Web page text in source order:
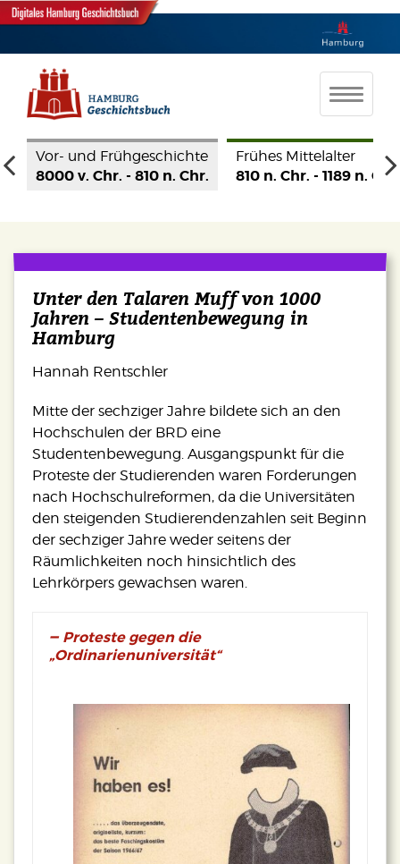
Frühes Mittelalter
810 n. Chr. - 1189 n. Chr.
Hohes Mittelalter
1190 - 1350
Unter den Talaren Muff von 1000
Jahren – Studentenbewegung in
Hamburg
Hannah Rentschler
Mitte der sechziger Jahre bildete sich an den
Hochschulen der BRD eine
Studentenbewegung. Ausgangspunkt für die
Proteste der Studierenden waren Forderungen
nach Hochschulreformen, da die Universitäten
den steigenden Studierendenzahlen seit Beginn
der sechziger Jahre weder seitens der
Räumlichkeiten noch hinsichtlich des
Lehrkörpers gewachsen waren.
Proteste gegen die
„Ordinarienuniversität“